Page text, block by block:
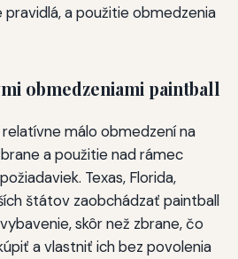
a použitie obmedzenia
obmedzeniami paintball
málo obmedzení na
a použitie nad rámec
Texas, Florida,
štátov zaobchádzať paintball
skôr než zbrane, čo
a vlastniť ich bez povolenia